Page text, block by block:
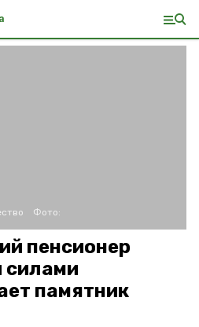
Фото:
пенсионер
силами
памятник